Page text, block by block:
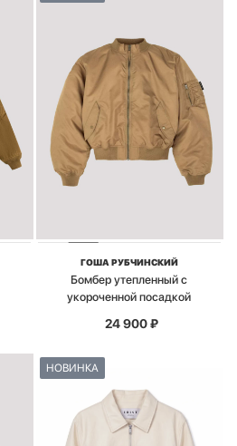
ГОША РУБЧИНСКИЙ
Бомбер утепленный с
укороченной посадкой
24 900₽
НОВИНКА